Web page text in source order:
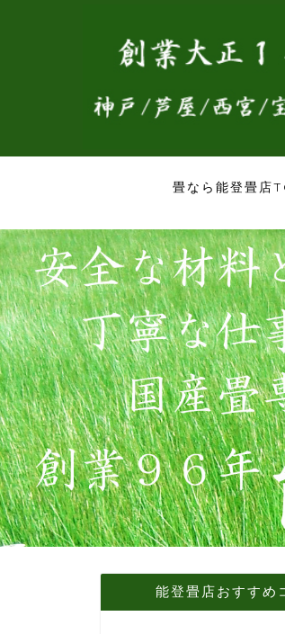
畳なら能登畳店
能登畳店おすすめ